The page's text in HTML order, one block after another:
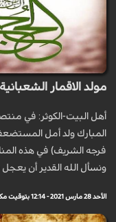
مولد الاقمار الشعبانية... (9) دلائل ولادة الإمام
أهل البيت-الكوثر: في
المبارك ولد أمل
فرجه الشريف) في هذه
ونسأل الله القدير أن يعجل
الأحد 28 مارس 2021 - 12:14 بتوقيت مكة